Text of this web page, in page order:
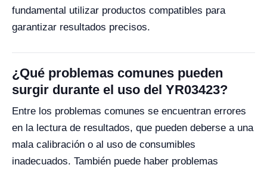
fundamental utilizar productos compatibles para
garantizar resultados precisos.
¿Qué problemas comunes pueden
surgir durante el uso del YR03423?
Entre los problemas comunes se encuentran errores
en la lectura de resultados, que pueden deberse a una
mala calibración o al uso de consumibles
inadecuados. También puede haber problemas